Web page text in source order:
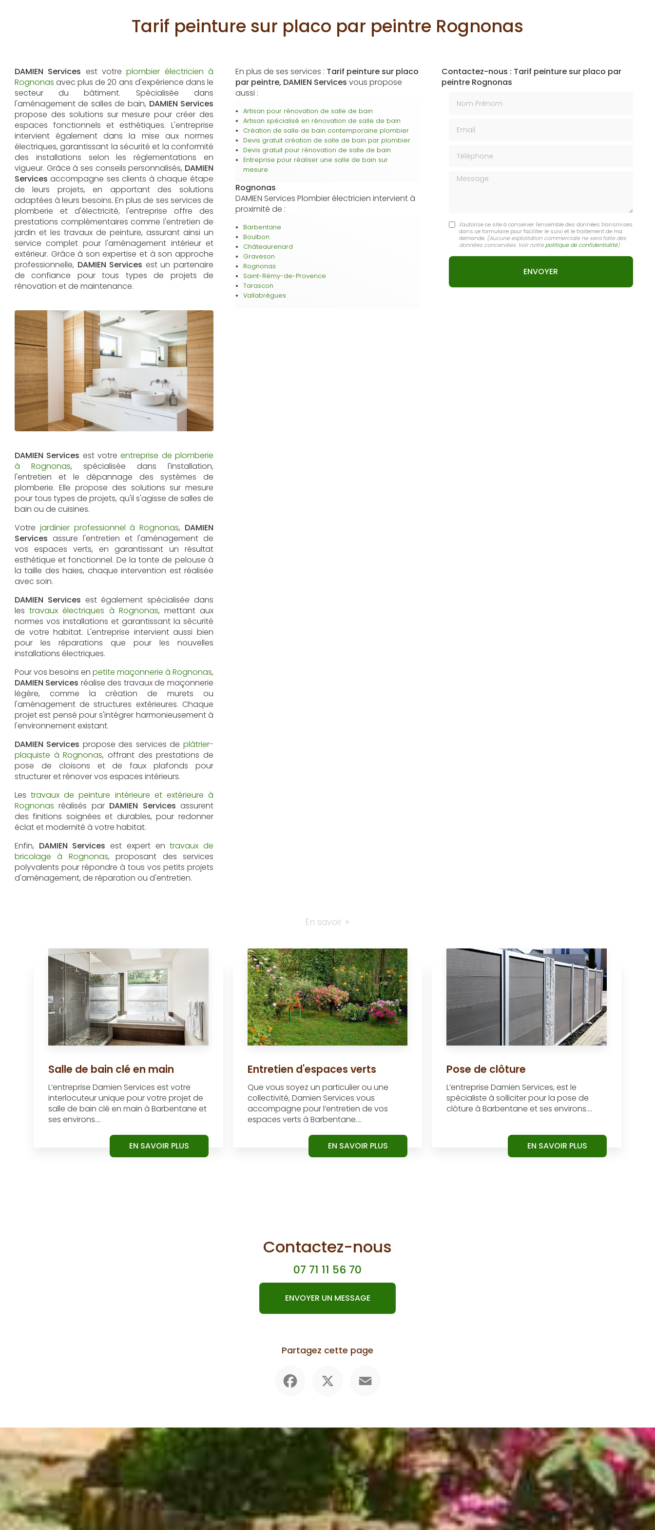
Tarif peinture sur placo par peintre Rognonas
DAMIEN Services est votreplombier électricien à
Rognonas avec plus de 20 ans d'expérience dans le
secteur du bâtiment. Spécialisée dans
l'aménagement de salles de bain, DAMIEN Services
propose des solutions sur mesure pour créer des
espaces fonctionnels et esthétiques. L'entreprise
intervient également dans la mise aux normes
électriques, garantissant la sécurité et la conformité
des installations selon les réglementations en
vigueur. Grâce à ses conseils personnalisés, DAMIEN
Services accompagne ses clients à chaque étape
de leurs projets, en apportant des solutions
adaptées à leurs besoins. En plus de ses services de
plomberie et d'électricité, l'entreprise offre des
prestations complémentaires comme l'entretien de
jardin et les travaux de peinture, assurant ainsi un
service complet pour l'aménagement intérieur et
extérieur. Grâce à son expertise et à son approche
professionnelle, DAMIEN Services​​​​​​​ est un partenaire
de confiance pour tous types de projets de
rénovation et de maintenance.
DAMIEN Services est votreentreprise de plomberie
à Rognonas, spécialisée dans l'installation,
l'entretien et le dépannage des systèmes de
plomberie. Elle propose des solutions sur mesure
pour tous types de projets, qu'il s'agisse de salles de
bain ou de cuisines.
Votre jardinier professionnel à Rognonas, DAMIEN
Services assure l'entretien et l'aménagement de
vos espaces verts, en garantissant un résultat
esthétique et fonctionnel. De la tonte de pelouse à
la taille des haies, chaque intervention est réalisée
avec soin.
DAMIEN Services est également spécialisée dans
lestravaux électriques à Rognonas, mettant aux
normes vos installations et garantissant la sécurité
de votre habitat. L'entreprise intervient aussi bien
pour les réparations que pour les nouvelles
installations électriques.
Pour vos besoins en petite maçonnerie à Rognonas,
DAMIEN Services réalise des travaux de maçonnerie
légère, comme la création de murets ou
l'aménagement de structures extérieures. Chaque
projet est pensé pour s'intégrer harmonieusement à
l'environnement existant.
DAMIEN Services propose des services de plâtrier-
plaquiste à Rognonas, offrant des prestations de
pose de cloisons et de faux plafonds pour
structurer et rénover vos espaces intérieurs.
Lestravaux de peinture intérieure et extérieure à
Rognonas réalisés par DAMIEN Services assurent
des finitions soignées et durables, pour redonner
éclat et modernité à votre habitat.
Enfin, DAMIEN Services est expert entravaux de
bricolage à Rognonas, proposant des services
polyvalents pour répondre à tous vos petits projets
d'aménagement, de réparation ou d'entretien.
En plus de ses services : Tarif peinture sur placo
par peintre, DAMIEN Services vous propose
aussi :
Artisan pour rénovation de salle de bain
Artisan spécialisé en rénovation de salle de bain
Création de salle de bain contemporaine plombier
Devis gratuit création de salle de bain par plombier
Devis gratuit pour rénovation de salle de bain
Entreprise pour réaliser une salle de bain sur
mesure
Rognonas
DAMIEN Services Plombier électricien intervient à
proximité de :
Barbentane
Boulbon
Châteaurenard
Graveson
Rognonas
Saint-Rémy-de-Provence
Tarascon
Vallabrègues
Contactez-nous : Tarif peinture sur placo par
peintre Rognonas
Message
J'autorise ce site à conserver l'ensemble des données transmises
dans ce formulaire pour faciliter le suivi et le traitement de ma
demande. (Aucune exploitation commerciale ne sera faite des
données concervées. Voir notrepolitique de confidentialité)
En savoir +
Salle de bain clé en main
L’entreprise Damien Services est votre
interlocuteur unique pour votre projet de
salle de bain clé en main à Barbentane et
ses environs....
EN SAVOIR PLUS
Entretien d'espaces verts
Que vous soyez un particulier ou une
collectivité, Damien Services vous
accompagne pour l’entretien de vos
espaces verts à Barbentane....
EN SAVOIR PLUS
Pose de clôture
L’entreprise Damien Services, est le
spécialiste à solliciter pour la pose de
clôture à Barbentane et ses environs....
EN SAVOIR PLUS
Contactez-nous
07 71 11 56 70
ENVOYER UN MESSAGE
Partagez cette page